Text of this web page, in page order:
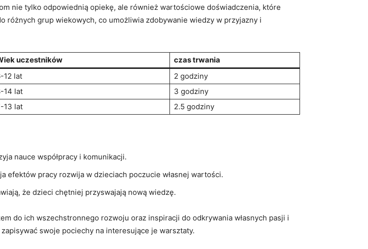
nie tylko ‌odpowiednią opiekę, ale również wartościowe​ doświadczenia, które
różnych grup⁣ wiekowych, ​co umożliwia zdobywanie wiedzy w przyjazny i
uczestników
czas trwania
12 lat
2 godziny
14 lat
3 godziny
13 ⁤lat 2.5 godziny
nauce współpracy⁣ i komunikacji.
efektów⁢ pracy rozwija ⁤w dzieciach poczucie własnej wartości.
że dzieci ​chętniej przyswajają nową ‍wiedzę.
do​ ich ⁣wszechstronnego rozwoju ​oraz inspiracji do odkrywania‍ własnych pasji i
swoje ⁣pociechy ‍na⁢ interesujące je warsztaty.